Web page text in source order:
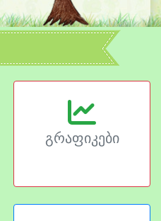
გრაფიკები